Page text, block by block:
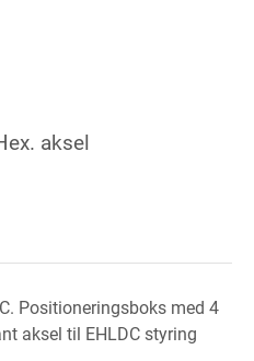
aksel
Positioneringsboks med 4
aksel til EHLDC styring